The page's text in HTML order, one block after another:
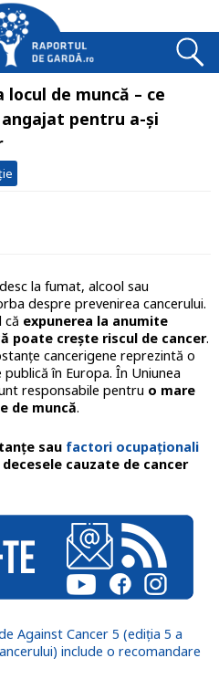
locul de muncă – ce
pentru a-și
la fumat, alcool sau
despre prevenirea cancerului.
că expunerea la anumite
poate crește riscul de cancer.
cancerigene reprezintă o
în Europa. În Uniunea
responsabile pentru o mare
de muncă.
sau factori ocupaționali
cauzate de cancer
Against Cancer 5 (ediția 5 a
include o recomandare